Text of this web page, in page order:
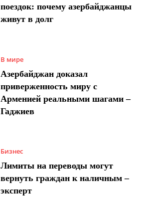
поездок: почему азербайджанцы
живут в долг
В мире
Азербайджан доказал
приверженность миру с
Арменией реальными шагами –
Гаджиев
Бизнес
Лимиты на переводы могут
вернуть граждан к наличным –
эксперт